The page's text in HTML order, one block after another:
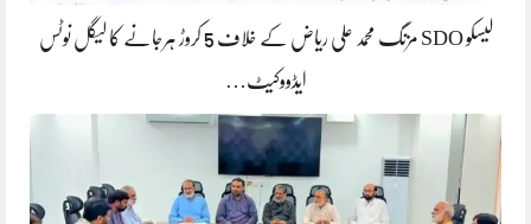
لیسکو SDO مزنگ محمد علی ریاض کے خلاف 5 کروڑ ہرجانے کا لیگل نوٹس
ایڈووکیٹ…